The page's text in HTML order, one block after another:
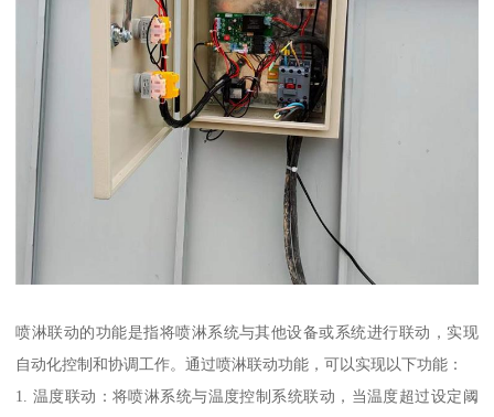
喷淋联动的功能是指将喷淋系统与其他设备或系统进行联动，实现
自动化控制和协调工作。通过喷淋联动功能，可以实现以下功能：
1. 温度联动：将喷淋系统与温度控制系统联动，当温度超过设定阈